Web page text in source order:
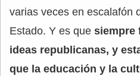
varias veces en escalafón
Estado. Y es que siempre
ideas republicanas, y
que la educación y la